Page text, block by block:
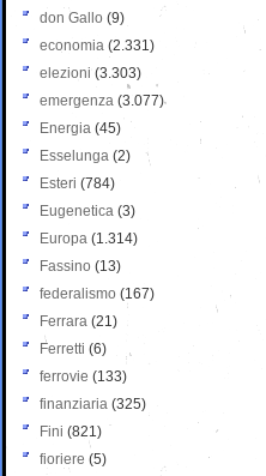
don Gallo (9)
economia (2.331)
elezioni (3.303)
emergenza (3.077)
Energia (45)
Esselunga (2)
Esteri (784)
Eugenetica (3)
Europa (1.314)
Fassino (13)
federalismo (167)
Ferrara (21)
Ferretti (6)
ferrovie (133)
finanziaria (325)
Fini (821)
fioriere (5)